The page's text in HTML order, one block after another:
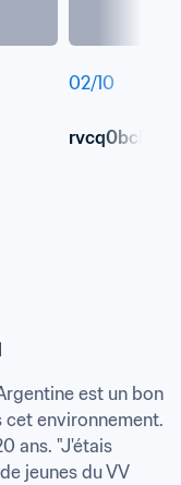
02/10
est un bon
cet environnement.
ans. "J'étais
jeunes du VV